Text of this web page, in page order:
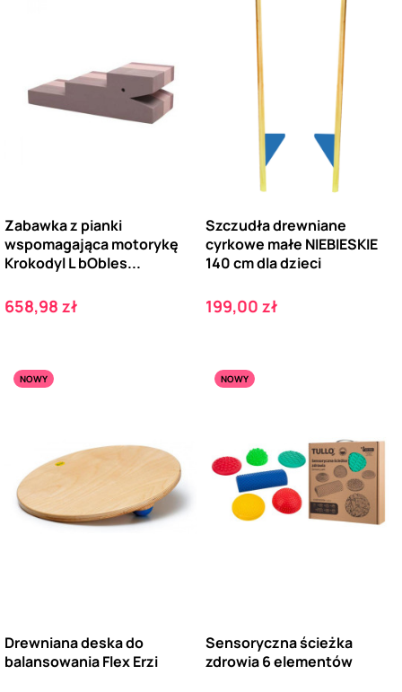
Zabawka z pianki
wspomagająca motorykę
Krokodyl L bObles...
Cena
658,98 zł
Szczudła drewniane
cyrkowe małe NIEBIESKIE
140 cm dla dzieci
Cena
199,00 zł
NOWY
Drewniana deska do
balansowania Flex Erzi
NOWY
Sensoryczna ścieżka
zdrowia 6 elementów